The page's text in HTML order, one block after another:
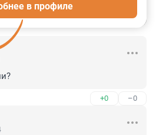
в профиле
+0 –0